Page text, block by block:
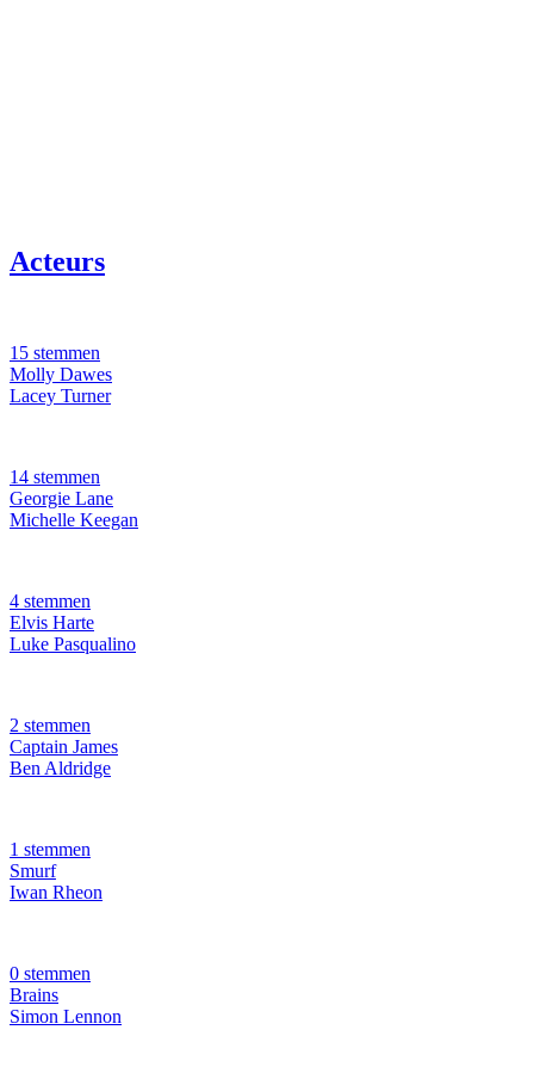
Acteurs
15 stemmen
Molly Dawes
Lacey Turner
14 stemmen
Georgie Lane
Michelle Keegan
4 stemmen
Elvis Harte
Luke Pasqualino
2 stemmen
Captain James
Ben Aldridge
1 stemmen
Smurf
Iwan Rheon
0 stemmen
Brains
Simon Lennon